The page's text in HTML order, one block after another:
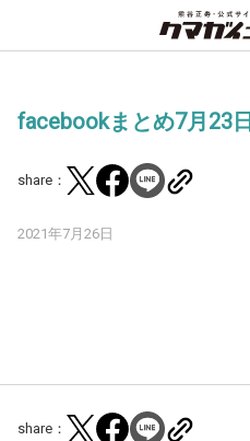
facebookまとめ7月23日
share：
2021年7月26日
share：